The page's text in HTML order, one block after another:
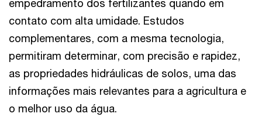
empedramento dos fertilizantes quando em
contato com alta umidade. Estudos
complementares, com a mesma tecnologia,
permitiram determinar, com precisão e rapidez,
as propriedades hidráulicas de solos, uma das
informações mais relevantes para a agricultura e
o melhor uso da água.